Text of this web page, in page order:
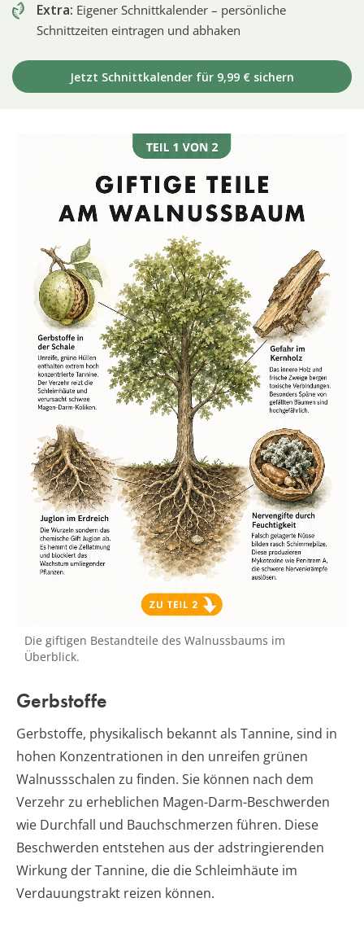
Extra: Eigener Schnittkalender – persönliche
Schnittzeiten eintragen und abhaken
Jetzt Schnittkalender für 9,99 € sichern
Die giftigen Bestandteile des Walnussbaums im
Überblick.
Gerbstoffe
Gerbstoffe, physikalisch bekannt als Tannine, sind in
hohen Konzentrationen in den unreifen grünen
Walnussschalen zu finden. Sie können nach dem
Verzehr zu erheblichen Magen-Darm-Beschwerden
wie Durchfall und Bauchschmerzen führen. Diese
Beschwerden entstehen aus der adstringierenden
Wirkung der Tannine, die die Schleimhäute im
Verdauungstrakt reizen können.